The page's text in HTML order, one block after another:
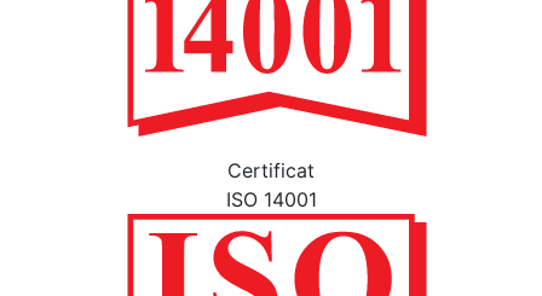
Certificat
ISO 14001